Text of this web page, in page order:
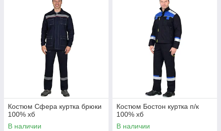
Костюм Сфера куртка брюки
100% хб
В наличии
Костюм Бостон куртка п/к
100% хб
В наличии